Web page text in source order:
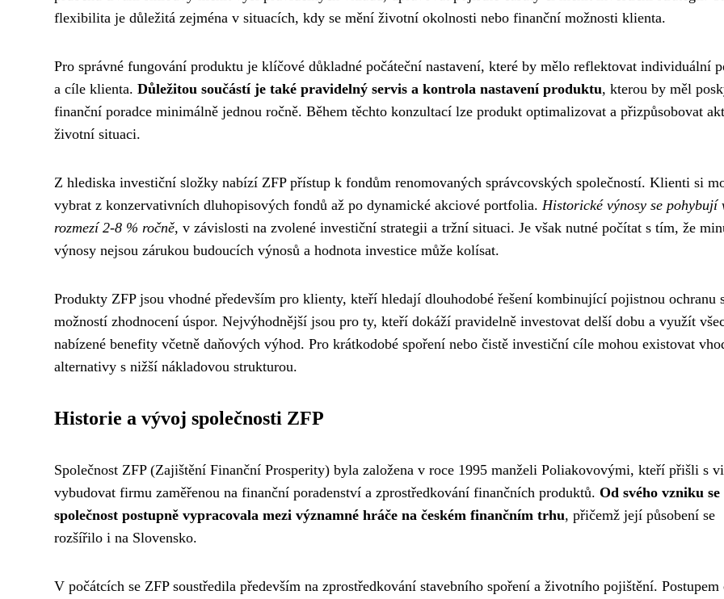
flexibilita je důležitá zejména v situacích, kdy se mění životní okolnosti nebo finanční možnosti klienta.
Pro správné fungování produktu je klíčové důkladné počáteční nastavení, které by mělo reflektovat individuální
a cíle klienta. Důležitou součástí je také pravidelný servis a kontrola nastavení produktu, kterou by měl
finanční poradce minimálně jednou ročně. Během těchto konzultací lze produkt optimalizovat a přizpůsobovat
životní situaci.
Z hlediska investiční složky nabízí ZFP přístup k fondům renomovaných správcovských společností. Klienti si
vybrat z konzervativních dluhopisových fondů až po dynamické akciové portfolia. Historické výnosy se pohybují
rozmezí 2-8 % ročně, v závislosti na zvolené investiční strategii a tržní situaci. Je však nutné počítat s tím, že
výnosy nejsou zárukou budoucích výnosů a hodnota investice může kolísat.
Produkty ZFP jsou vhodné především pro klienty, kteří hledají dlouhodobé řešení kombinující pojistnou ochranu
možností zhodnocení úspor. Nejvýhodnější jsou pro ty, kteří dokáží pravidelně investovat delší dobu a využít
nabízené benefity včetně daňových výhod. Pro krátkodobé spoření nebo čistě investiční cíle mohou existovat
alternativy s nižší nákladovou strukturou.
Historie a vývoj společnosti ZFP
Společnost ZFP (Zajištění Finanční Prosperity) byla založena v roce 1995 manželi Poliakovovými, kteří přišli s
vybudovat firmu zaměřenou na finanční poradenství a zprostředkování finančních produktů. Od svého vzniku se
společnost postupně vypracovala mezi významné hráče na českém finančním trhu, přičemž její působení se
rozšířilo i na Slovensko.
V počátcích se ZFP soustředila především na zprostředkování stavebního spoření a životního pojištění. Postupem